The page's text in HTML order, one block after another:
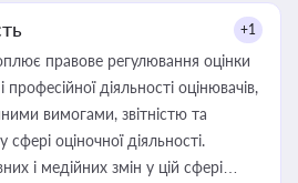
+1
правове регулювання оцінки
діяльності оцінювачів,
вимогами, звітністю та
оціночної діяльності.
і медійних змін у цій сфері